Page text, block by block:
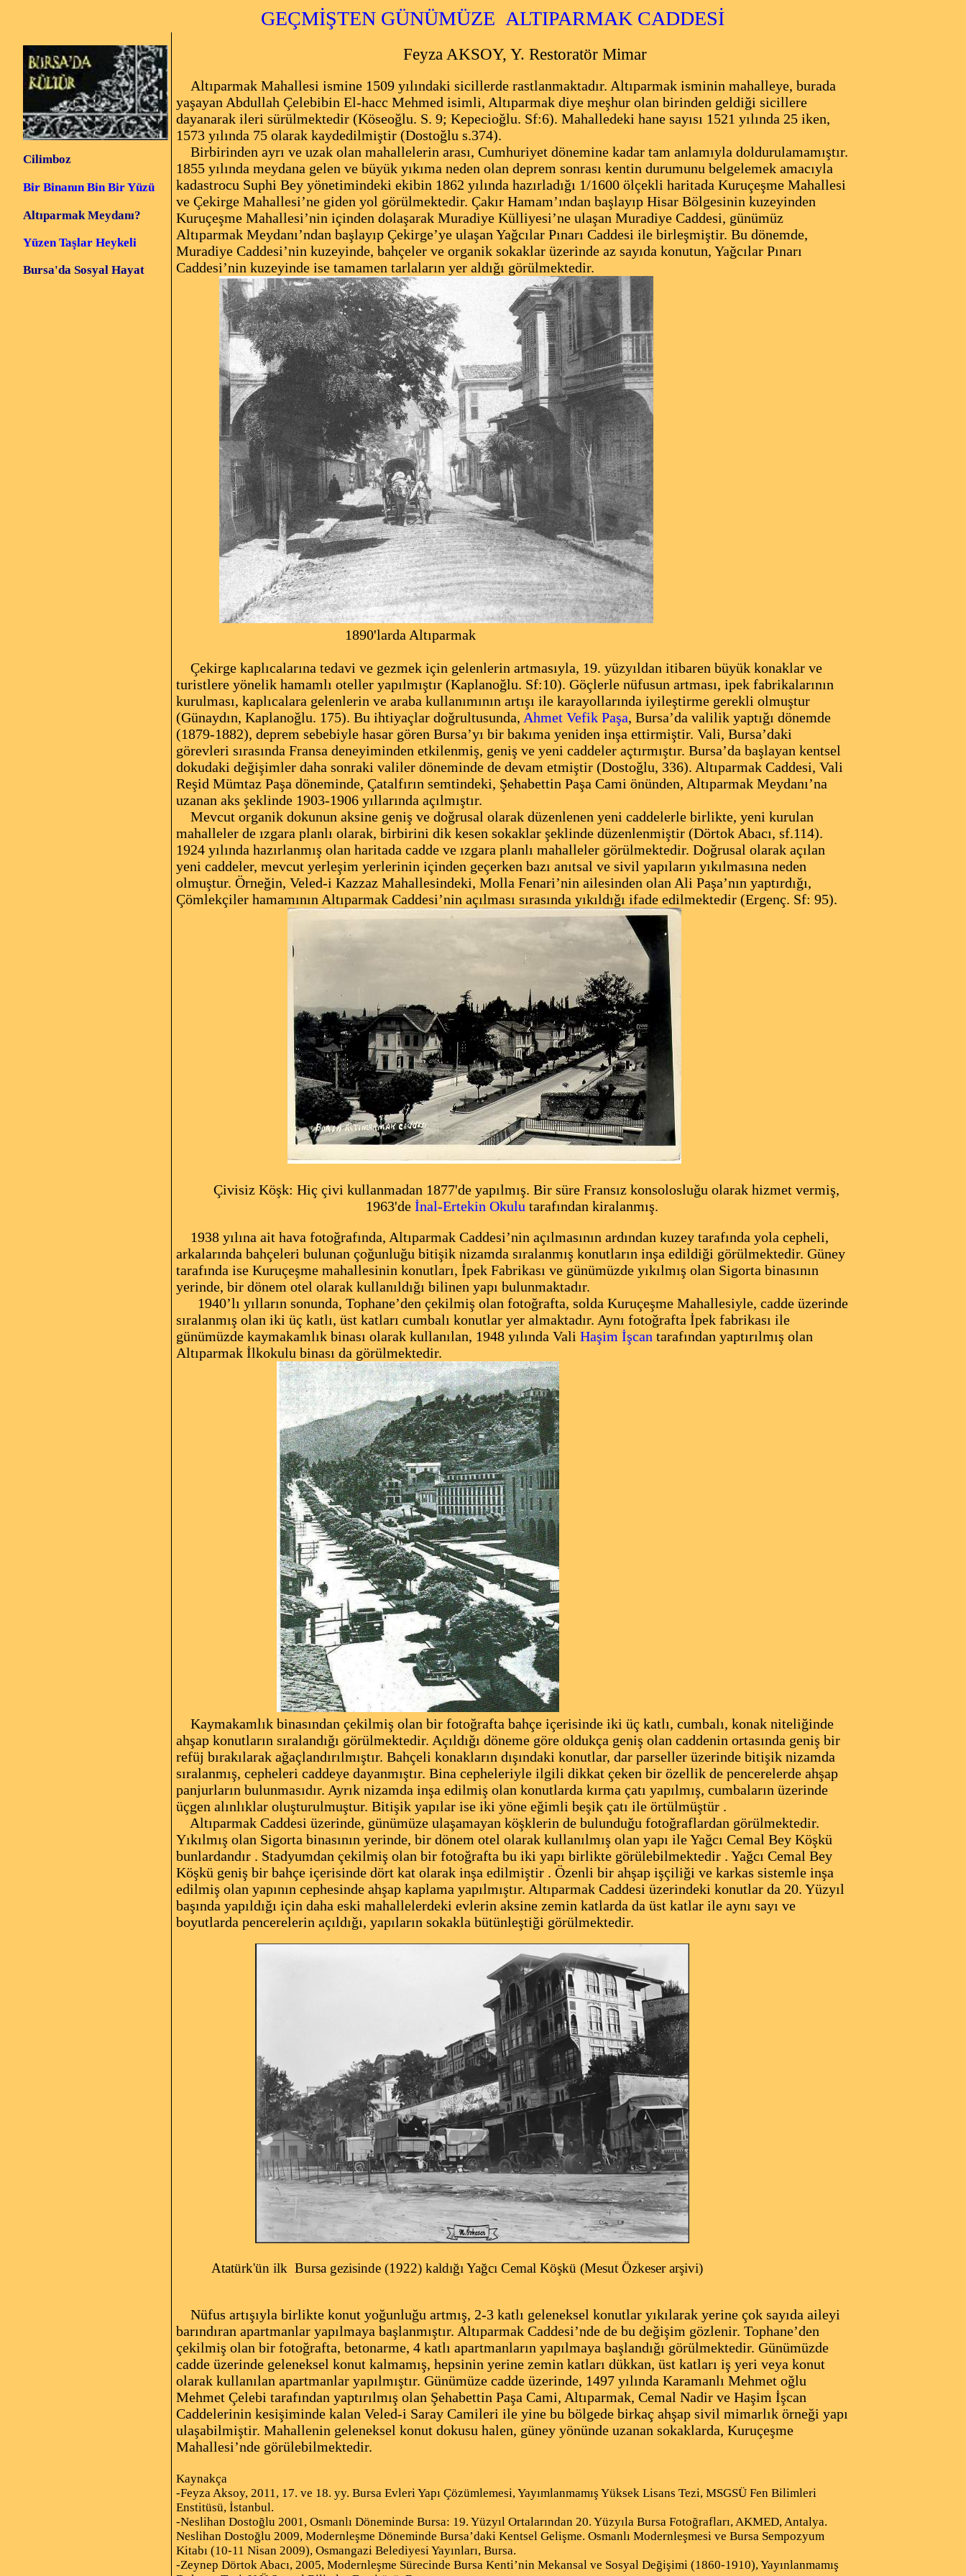
GEÇMİŞTEN GÜNÜMÜZE ALTIPARMAK CADDESİ
Cilimboz
Bir Binanın Bin Bir Yüzü
Altıparmak Meydanı?
Yüzen Taşlar Heykeli
Bursa'da Sosyal Hayat
Feyza AKSOY, Y. Restoratör Mimar
Altıparmak Mahallesi ismine 1509 yılındaki sicillerde rastlanmaktadır. Altıparmak isminin mahalleye, burada
yaşayan Abdullah Çelebibin El-hacc Mehmed isimli, Altıparmak diye meşhur olan birinden geldiği sicillere
dayanarak ileri sürülmektedir (Köseoğlu. S. 9; Kepecioğlu. Sf:6). Mahalledeki hane sayısı 1521 yılında 25 iken,
1573 yılında 75 olarak kaydedilmiştir (Dostoğlu s.374).
Birbirinden ayrı ve uzak olan mahallelerin arası, Cumhuriyet dönemine kadar tam anlamıyla doldurulamamıştır.
1855 yılında meydana gelen ve büyük yıkıma neden olan deprem sonrası kentin durumunu belgelemek amacıyla
kadastrocu Suphi Bey yönetimindeki ekibin 1862 yılında hazırladığı 1/1600 ölçekli haritada Kuruçeşme Mahallesi
ve Çekirge Mahallesi’ne giden yol görülmektedir. Çakır Hamam’ından başlayıp Hisar Bölgesinin kuzeyinden
Kuruçeşme Mahallesi’nin içinden dolaşarak Muradiye Külliyesi’ne ulaşan Muradiye Caddesi, günümüz
Altıparmak Meydanı’ndan başlayıp Çekirge’ye ulaşan Yağcılar Pınarı Caddesi ile birleşmiştir. Bu dönemde,
Muradiye Caddesi’nin kuzeyinde, bahçeler ve organik sokaklar üzerinde az sayıda konutun, Yağcılar Pınarı
Caddesi’nin kuzeyinde ise tamamen tarlaların yer aldığı görülmektedir.
1890'larda Altıparmak
Çekirge kaplıcalarına tedavi ve gezmek için gelenlerin artmasıyla, 19. yüzyıldan itibaren büyük konaklar ve
turistlere yönelik hamamlı oteller yapılmıştır (Kaplanoğlu. Sf:10). Göçlerle nüfusun artması, ipek fabrikalarının
kurulması, kaplıcalara gelenlerin ve araba kullanımının artışı ile karayollarında iyileştirme gerekli olmuştur
(Günaydın, Kaplanoğlu. 175). Bu ihtiyaçlar doğrultusunda, Ahmet Vefik Paşa, Bursa’da valilik yaptığı dönemde
(1879-1882), deprem sebebiyle hasar gören Bursa’yı bir bakıma yeniden inşa ettirmiştir. Vali, Bursa’daki
görevleri sırasında Fransa deneyiminden etkilenmiş, geniş ve yeni caddeler açtırmıştır. Bursa’da başlayan kentsel
dokudaki değişimler daha sonraki valiler döneminde de devam etmiştir (Dostoğlu, 336). Altıparmak Caddesi, Vali
Reşid Mümtaz Paşa döneminde, Çatalfırın semtindeki, Şehabettin Paşa Cami önünden, Altıparmak Meydanı’na
uzanan aks şeklinde 1903-1906 yıllarında açılmıştır.
Mevcut organik dokunun aksine geniş ve doğrusal olarak düzenlenen yeni caddelerle birlikte, yeni kurulan
mahalleler de ızgara planlı olarak, birbirini dik kesen sokaklar şeklinde düzenlenmiştir (Dörtok Abacı, sf.114).
1924 yılında hazırlanmış olan haritada cadde ve ızgara planlı mahalleler görülmektedir. Doğrusal olarak açılan
yeni caddeler, mevcut yerleşim yerlerinin içinden geçerken bazı anıtsal ve sivil yapıların yıkılmasına neden
olmuştur. Örneğin, Veled-i Kazzaz Mahallesindeki, Molla Fenari’nin ailesinden olan Ali Paşa’nın yaptırdığı,
Çömlekçiler hamamının Altıparmak Caddesi’nin açılması sırasında yıkıldığı ifade edilmektedir (Ergenç. Sf: 95).
Çivisiz Köşk: Hiç çivi kullanmadan 1877'de yapılmış. Bir süre Fransız konsolosluğu olarak hizmet vermiş,
1963'de İnal-Ertekin Okulu tarafından kiralanmış.
1938 yılına ait hava fotoğrafında, Altıparmak Caddesi’nin açılmasının ardından kuzey tarafında yola cepheli,
arkalarında bahçeleri bulunan çoğunluğu bitişik nizamda sıralanmış konutların inşa edildiği görülmektedir. Güney
tarafında ise Kuruçeşme mahallesinin konutları, İpek Fabrikası ve günümüzde yıkılmış olan Sigorta binasının
yerinde, bir dönem otel olarak kullanıldığı bilinen yapı bulunmaktadır.
1940’lı yılların sonunda, Tophane’den çekilmiş olan fotoğrafta, solda Kuruçeşme Mahallesiyle, cadde üzerinde
sıralanmış olan iki üç katlı, üst katları cumbalı konutlar yer almaktadır. Aynı fotoğrafta İpek fabrikası ile
günümüzde kaymakamlık binası olarak kullanılan, 1948 yılında Vali Haşim İşcan tarafından yaptırılmış olan
Altıparmak İlkokulu binası da görülmektedir.
Kaymakamlık binasından çekilmiş olan bir fotoğrafta bahçe içerisinde iki üç katlı, cumbalı, konak niteliğinde
ahşap konutların sıralandığı görülmektedir. Açıldığı döneme göre oldukça geniş olan caddenin ortasında geniş bir
refüj bırakılarak ağaçlandırılmıştır. Bahçeli konakların dışındaki konutlar, dar parseller üzerinde bitişik nizamda
sıralanmış, cepheleri caddeye dayanmıştır. Bina cepheleriyle ilgili dikkat çeken bir özellik de pencerelerde ahşap
panjurların bulunmasıdır. Ayrık nizamda inşa edilmiş olan konutlarda kırma çatı yapılmış, cumbaların üzerinde
üçgen alınlıklar oluşturulmuştur. Bitişik yapılar ise iki yöne eğimli beşik çatı ile örtülmüştür .
Altıparmak Caddesi üzerinde, günümüze ulaşamayan köşklerin de bulunduğu fotoğraflardan görülmektedir.
Yıkılmış olan Sigorta binasının yerinde, bir dönem otel olarak kullanılmış olan yapı ile Yağcı Cemal Bey Köşkü
bunlardandır . Stadyumdan çekilmiş olan bir fotoğrafta bu iki yapı birlikte görülebilmektedir . Yağcı Cemal Bey
Köşkü geniş bir bahçe içerisinde dört kat olarak inşa edilmiştir . Özenli bir ahşap işçiliği ve karkas sistemle inşa
edilmiş olan yapının cephesinde ahşap kaplama yapılmıştır. Altıparmak Caddesi üzerindeki konutlar da 20. Yüzyıl
başında yapıldığı için daha eski mahallelerdeki evlerin aksine zemin katlarda da üst katlar ile aynı sayı ve
boyutlarda pencerelerin açıldığı, yapıların sokakla bütünleştiği görülmektedir.
Atatürk'ün ilk Bursa gezisinde (1922) kaldığı Yağcı Cemal Köşkü (Mesut Özkeser arşivi)
Nüfus artışıyla birlikte konut yoğunluğu artmış, 2-3 katlı geleneksel konutlar yıkılarak yerine çok sayıda aileyi
barındıran apartmanlar yapılmaya başlanmıştır. Altıparmak Caddesi’nde de bu değişim gözlenir. Tophane’den
çekilmiş olan bir fotoğrafta, betonarme, 4 katlı apartmanların yapılmaya başlandığı görülmektedir. Günümüzde
cadde üzerinde geleneksel konut kalmamış, hepsinin yerine zemin katları dükkan, üst katları iş yeri veya konut
olarak kullanılan apartmanlar yapılmıştır. Günümüze cadde üzerinde, 1497 yılında Karamanlı Mehmet oğlu
Mehmet Çelebi tarafından yaptırılmış olan Şehabettin Paşa Cami, Altıparmak, Cemal Nadir ve Haşim İşcan
Caddelerinin kesişiminde kalan Veled-i Saray Camileri ile yine bu bölgede birkaç ahşap sivil mimarlık örneği yapı
ulaşabilmiştir. Mahallenin geleneksel konut dokusu halen, güney yönünde uzanan sokaklarda, Kuruçeşme
Mahallesi’nde görülebilmektedir.
Kaynakça
-Feyza Aksoy, 2011, 17. ve 18. yy. Bursa Evleri Yapı Çözümlemesi, Yayımlanmamış Yüksek Lisans Tezi, MSGSÜ Fen Bilimleri
Enstitüsü, İstanbul.
-Neslihan Dostoğlu 2001, Osmanlı Döneminde Bursa: 19. Yüzyıl Ortalarından 20. Yüzyıla Bursa Fotoğrafları, AKMED, Antalya.
Neslihan Dostoğlu 2009, Modernleşme Döneminde Bursa’daki Kentsel Gelişme. Osmanlı Modernleşmesi ve Bursa Sempozyum
Kitabı (10-11 Nisan 2009), Osmangazi Belediyesi Yayınları, Bursa.
-Zeynep Dörtok Abacı, 2005, Modernleşme Sürecinde Bursa Kenti’nin Mekansal ve Sosyal Değişimi (1860-1910), Yayınlanmamış